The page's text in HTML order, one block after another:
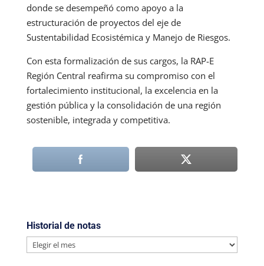
donde se desempeñó como apoyo a la
estructuración de proyectos del eje de
Sustentabilidad Ecosistémica y Manejo de Riesgos.
Con esta formalización de sus cargos, la RAP-E
Región Central reafirma su compromiso con el
fortalecimiento institucional, la excelencia en la
gestión pública y la consolidación de una región
sostenible, integrada y competitiva.
Historial de notas
Historial